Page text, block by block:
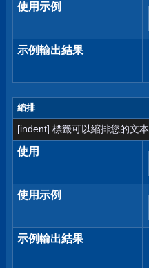
使用示例
示例輸出結果
縮排
[indent] 標籤可以縮排您的文本.
使用
使用示例
示例輸出結果